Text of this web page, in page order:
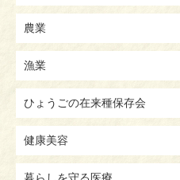
農業
漁業
ひょうごの在来種保存会
健康美容